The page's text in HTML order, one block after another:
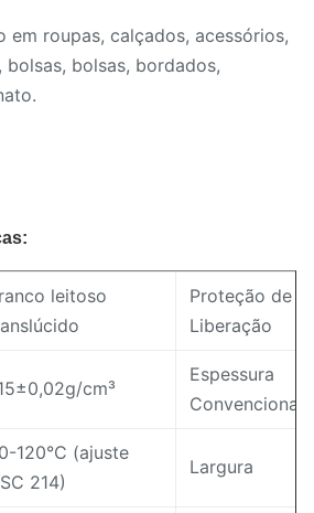
em roupas, calçados, acessórios,
bolsas, bordados,
leitoso
Proteção de
Liberação
cm³
Espessura
Convencional
120°C (ajuste
214)
Largura